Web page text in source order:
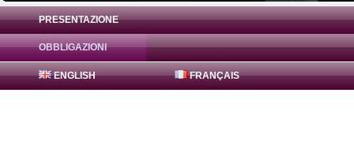
PRESENTAZIONE
OBBLIGAZIONI
ENGLISH FRANÇAIS
Obbligazione Freddie Mac Bonds 1.9% (